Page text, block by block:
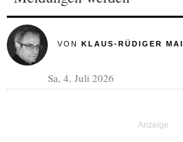
VON KLAUS-RÜDIGER MAI
Sa, 4. Juli 2026